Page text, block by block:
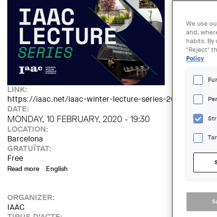
LINK:
https://iaac.net/iaac-winter-lecture-series-2020/
DATE:
MONDAY, 10 FEBRUARY, 2020 - 19:30
LOCATION:
Barcelona
GRATUÏTAT:
Free
Read more about Conferència de Winy Maas - MVRDV / The Why
English
ORGANIZER:
IAAC
We use
and,
habits. By
"Reject"
Policy